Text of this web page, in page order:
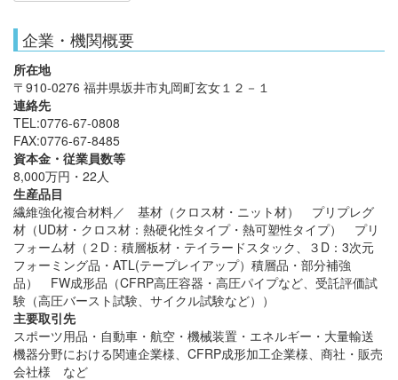
企業・機関概要
所在地
〒910-0276 福井県坂井市丸岡町玄女１２－１
連絡先
TEL:0776-67-0808
FAX:0776-67-8485
資本金・従業員数等
8,000万円・22人
生産品目
繊維強化複合材料／ 基材（クロス材・ニット材） プリプレグ
材（UD材・クロス材：熱硬化性タイプ・熱可塑性タイプ） プリ
フォーム材（２D：積層板材・テイラードスタック、３D：3次元
フォーミング品・ATL(テープレイアップ）積層品・部分補強
品） FW成形品（CFRP高圧容器・高圧パイプなど、受託評価試
験（高圧バースト試験、サイクル試験など））
主要取引先
スポーツ用品・自動車・航空・機械装置・エネルギー・大量輸送
機器分野における関連企業様、CFRP成形加工企業様、商社・販売
会社様 など